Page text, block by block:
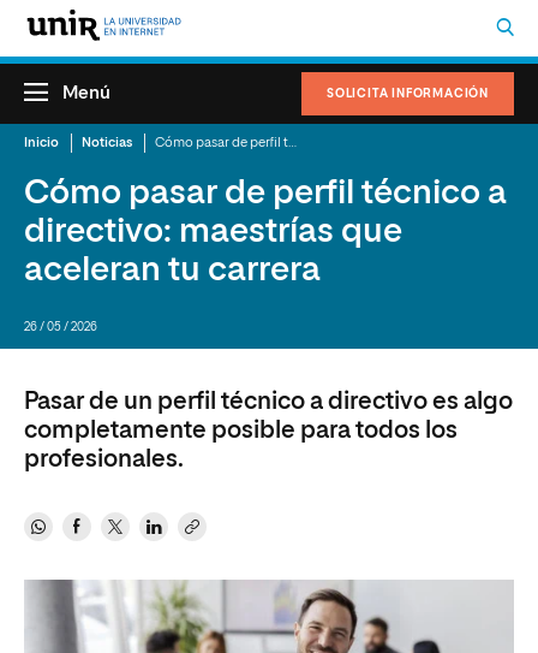
SOLICITA INFORMACIÓN
Menú
Inicio Noticias
Cómo pasar de perfil técnico a
directivo: maestrías que
aceleran tu carrera
26 / 05 / 2026
Pasar de un perfil técnico a directivo es algo
completamente posible para todos los
profesionales.